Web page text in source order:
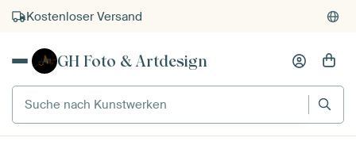
Kostenloser Versand
Kauf auf Rechnung
GH Foto & Artdesign
Suche nach Kunstwerken